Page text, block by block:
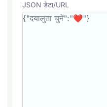
JSON डेटा/URL